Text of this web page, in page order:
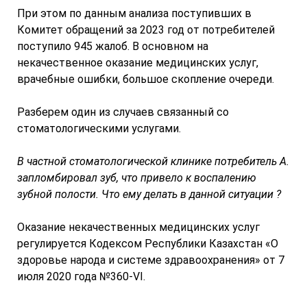
При этом по данным анализа поступивших в
Комитет обращений за 2023 год от потребителей
поступило 945 жалоб. В основном на
некачественное оказание медицинских услуг,
врачебные ошибки, большое скопление очереди.
Разберем один из случаев связанный со
стоматологическими услугами.
В частной стоматологической клинике потребитель А.
запломбировал зуб, что привело к воспалению
зубной полости. Что ему делать в данной ситуации ?
Оказание некачественных медицинских услуг
регулируется Кодексом Республики Казахстан «О
здоровье народа и системе здравоохранения» от 7
июля 2020 года №360-VI.